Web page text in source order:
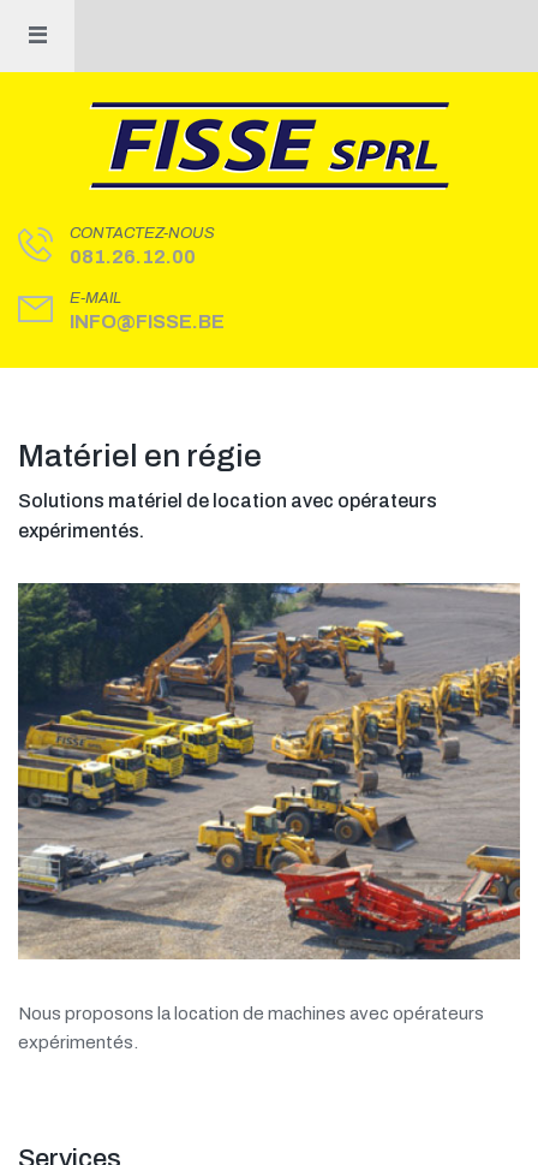
CONTACTEZ-NOUS
081.26.12.00
E-MAIL
INFO@FISSE.BE
LEARN MORE
LEARN MORE
Matériel en régie
Solutions matériel de location avec opérateurs
expérimentés.
Nous proposons la location de machines avec opérateurs
expérimentés.